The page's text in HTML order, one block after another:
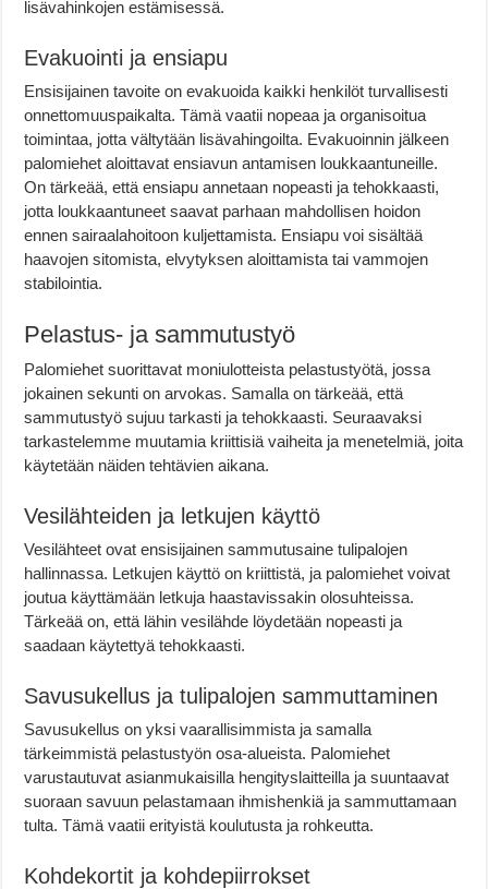
lisävahinkojen estämisessä.
Evakuointi ja ensiapu
Ensisijainen tavoite on evakuoida kaikki henkilöt turvallisesti
onnettomuuspaikalta. Tämä vaatii nopeaa ja organisoitua
toimintaa, jotta vältytään lisävahingoilta. Evakuoinnin jälkeen
palomiehet aloittavat ensiavun antamisen loukkaantuneille.
On tärkeää, että ensiapu annetaan nopeasti ja tehokkaasti,
jotta loukkaantuneet saavat parhaan mahdollisen hoidon
ennen sairaalahoitoon kuljettamista. Ensiapu voi sisältää
haavojen sitomista, elvytyksen aloittamista tai vammojen
stabilointia.
Pelastus- ja sammutustyö
Palomiehet suorittavat moniulotteista pelastustyötä, jossa
jokainen sekunti on arvokas. Samalla on tärkeää, että
sammutustyö sujuu tarkasti ja tehokkaasti. Seuraavaksi
tarkastelemme muutamia kriittisiä vaiheita ja menetelmiä, joita
käytetään näiden tehtävien aikana.
Vesilähteiden ja letkujen käyttö
Vesilähteet ovat ensisijainen sammutusaine tulipalojen
hallinnassa. Letkujen käyttö on kriittistä, ja palomiehet voivat
joutua käyttämään letkuja haastavissakin olosuhteissa.
Tärkeää on, että lähin vesilähde löydetään nopeasti ja
saadaan käytettyä tehokkaasti.
Savusukellus ja tulipalojen sammuttaminen
Savusukellus on yksi vaarallisimmista ja samalla
tärkeimmistä pelastustyön osa-alueista. Palomiehet
varustautuvat asianmukaisilla hengityslaitteilla ja suuntaavat
suoraan savuun pelastamaan ihmishenkiä ja sammuttamaan
tulta. Tämä vaatii erityistä koulutusta ja rohkeutta.
Kohdekortit ja kohdepiirrokset